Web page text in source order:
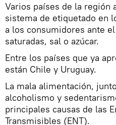
Varios países de la región
sistema de etiquetado en
a los consumidores ante
saturadas, sal o azúcar.
Entre los países que ya
están Chile y Uruguay.
La mala alimentación,
alcoholismo y
principales causas de las
Transmisibles (ENT).